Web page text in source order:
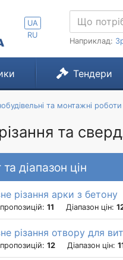
UA
RU
Наприклад:
Тендери
та монтажні роботи
та
діапазон цін
різання арки з бетону
11 Діапазон цін:
різання отвору для
12 Діапазон цін: